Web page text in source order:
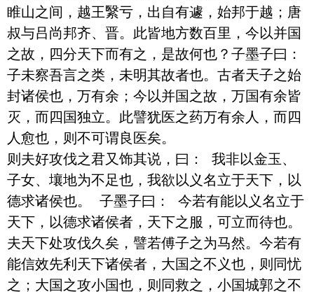
睢山之间，越王繄亏，出自有遽，始邦于越；唐
叔与吕尚邦齐、晋。此皆地方数百里，今以并国
之故，四分天下而有之，是故何也？子墨子曰：
子未察吾言之类，未明其故者也。古者天子之始
封诸侯也，万有余；今以并国之故，万国有余皆
灭，而四国独立。此譬犹医之药万有余人，而四
人愈也，则不可谓良医矣。
则夫好攻伐之君又饰其说，曰： 我非以金玉、
子女、壤地为不足也，我欲以义名立于天下，以
德求诸侯也。 子墨子曰： 今若有能以义名立于
天下，以德求诸侯者，天下之服，可立而待也。
夫天下处攻伐久矣，譬若傅子之为马然。今若有
能信效先利天下诸侯者，大国之不义也，则同忧
之；大国之攻小国也，则同救之，小国城郭之不